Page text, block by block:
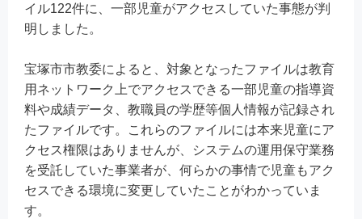
イル122件に、一部児童がアクセスしていた事態が判
明しました。
宝塚市市教委によると、対象となったファイルは教育
用ネットワーク上でアクセスできる一部児童の指導資
料や成績データ、教職員の学歴等個人情報が記録され
たファイルです。これらのファイルには本来児童にア
クセス権限はありませんが、システムの運用保守業務
を受託していた事業者が、何らかの事情で児童もアク
セスできる環境に変更していたことがわかっていま
す。